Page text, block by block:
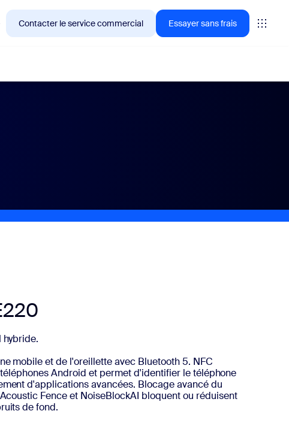
Contacter le service commercial Essayer sans frais
de Zoom en ce moment.
Canvas
mobile et de l'oreillette avec Bluetooth 5. NFC
Android et permet d'identifier le téléphone
d'applications avancées. Blocage avancé du
Fence et NoiseBlockAI bloquent ou réduisent
de fond.